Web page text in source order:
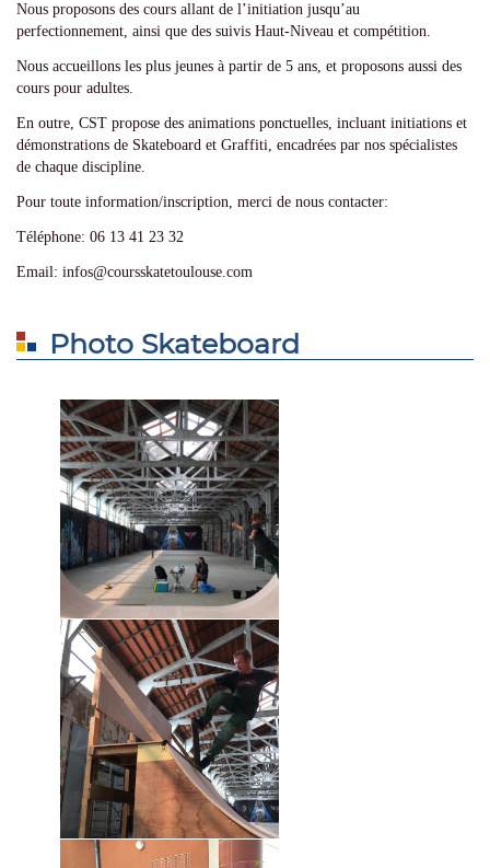
Nous proposons des cours allant de l’initiation jusqu’au
perfectionnement, ainsi que des suivis Haut-Niveau et compétition.
Nous accueillons les plus jeunes à partir de 5 ans, et proposons aussi des
cours pour adultes.
En outre, CST propose des animations ponctuelles, incluant initiations et
démonstrations de Skateboard et Graffiti, encadrées par nos spécialistes
de chaque discipline.
Pour toute information/inscription, merci de nous contacter:
Téléphone: 06 13 41 23 32
Email: infos@coursskatetoulouse.com
Photo Skateboard